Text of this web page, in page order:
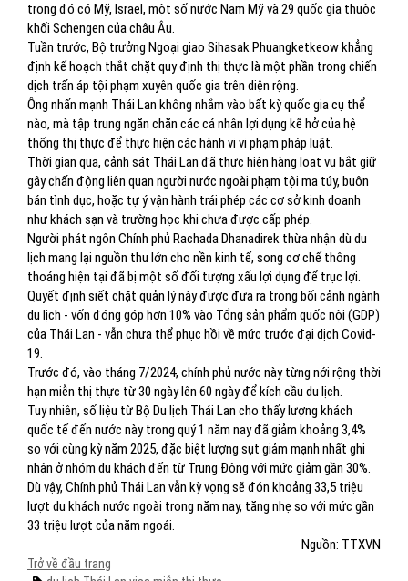
trong đó có Mỹ, Israel, một số nước Nam Mỹ và 29 quốc gia thuộc
khối Schengen của châu Âu.
Tuần trước, Bộ trưởng Ngoại giao Sihasak Phuangketkeow khẳng
định kế hoạch thắt chặt quy định thị thực là một phần trong chiến
dịch trấn áp tội phạm xuyên quốc gia trên diện rộng.
Ông nhấn mạnh Thái Lan không nhắm vào bất kỳ quốc gia cụ thể
nào, mà tập trung ngăn chặn các cá nhân lợi dụng kẽ hở của hệ
thống thị thực để thực hiện các hành vi vi phạm pháp luật.
Thời gian qua, cảnh sát Thái Lan đã thực hiện hàng loạt vụ bắt giữ
gây chấn động liên quan người nước ngoài phạm tội ma túy, buôn
bán tình dục, hoặc tự ý vận hành trái phép các cơ sở kinh doanh
như khách sạn và trường học khi chưa được cấp phép.
Người phát ngôn Chính phủ Rachada Dhanadirek thừa nhận dù du
lịch mang lại nguồn thu lớn cho nền kinh tế, song cơ chế thông
thoáng hiện tại đã bị một số đối tượng xấu lợi dụng để trục lợi.
Quyết định siết chặt quản lý này được đưa ra trong bối cảnh ngành
du lịch - vốn đóng góp hơn 10% vào Tổng sản phẩm quốc nội (GDP)
của Thái Lan - vẫn chưa thể phục hồi về mức trước đại dịch Covid-
19.
Trước đó, vào tháng 7/2024, chính phủ nước này từng nới rộng thời
hạn miễn thị thực từ 30 ngày lên 60 ngày để kích cầu du lịch.
Tuy nhiên, số liệu từ Bộ Du lịch Thái Lan cho thấy lượng khách
quốc tế đến nước này trong quý 1 năm nay đã giảm khoảng 3,4%
so với cùng kỳ năm 2025, đặc biệt lượng sụt giảm mạnh nhất ghi
nhận ở nhóm du khách đến từ Trung Đông với mức giảm gần 30%.
Dù vậy, Chính phủ Thái Lan vẫn kỳ vọng sẽ đón khoảng 33,5 triệu
lượt du khách nước ngoài trong năm nay, tăng nhẹ so với mức gần
33 triệu lượt của năm ngoái.
Nguồn: TTXVN
Trở về đầu trang